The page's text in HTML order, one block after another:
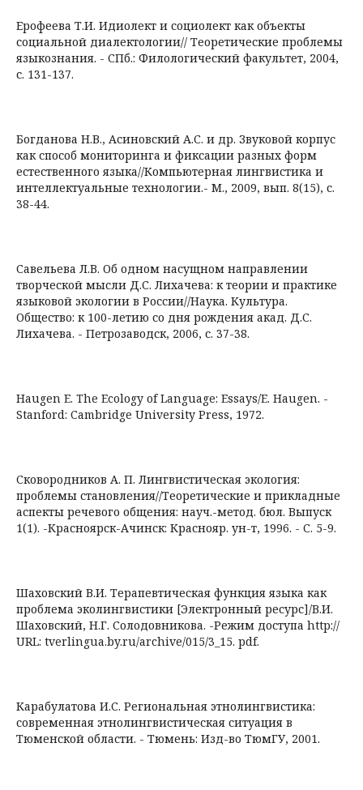
Ерофеева Т.И. Идиолект и социолект как объекты
социальной диалектологии// Теоретические проблемы
языкознания. - СПб.: Филологический факультет, 2004,
с. 131-137.
Богданова Н.В., Асиновский А.С. и др. Звуковой корпус
как способ мониторинга и фиксации разных форм
естественного языка//Компьютерная лингвистика и
интеллектуальные технологии.- М., 2009, вып. 8(15), с.
38-44.
Савельева Л.В. Об одном насущном направлении
творческой мысли Д.С. Лихачева: к теории и практике
языковой экологии в России//Наука. Культура.
Общество: к 100-летию со дня рождения акад. Д.С.
Лихачева. - Петрозаводск, 2006, с. 37-38.
Haugen E. The Ecology of Language: Essays/E. Haugen. -
Stanford: Cambridge University Press, 1972.
Сковородников А. П. Лингвистическая экология:
проблемы становления//Теоретические и прикладные
аспекты речевого общения: науч.-метод. бюл. Выпуск
1(1). -Красноярск-Ачинск: Краснояр. ун-т, 1996. - С. 5-9.
Шаховский В.И. Терапевтическая функция языка как
проблема эколингвистики [Электронный ресурс]/В.И.
Шаховский, Н.Г. Солодовникова. -Режим доступа http://
URL: tverlingua.by.ru/archive/015/3_15. pdf.
Карабулатова И.С. Региональная этнолингвистика:
современная этнолингвистическая ситуация в
Тюменской области. - Тюмень: Изд-во ТюмГУ, 2001.